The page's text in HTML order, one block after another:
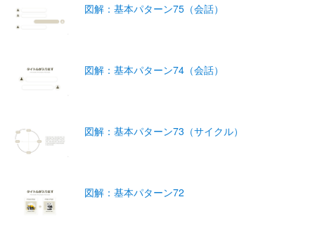
図解：基本パターン75（会話）
図解：基本パターン74（会話）
図解：基本パターン73（サイクル）
図解：基本パターン72